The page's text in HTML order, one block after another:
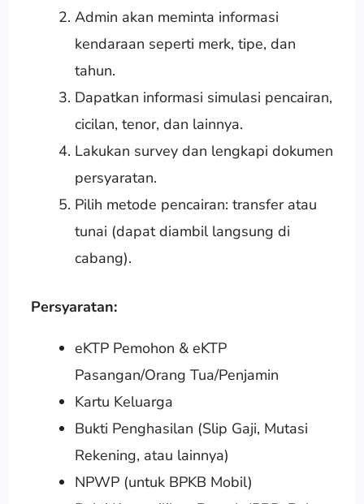
Admin akan meminta informasi
kendaraan seperti merk, tipe, dan
tahun.
Dapatkan informasi simulasi pencairan,
cicilan, tenor, dan lainnya.
Lakukan survey dan lengkapi dokumen
persyaratan.
Pilih metode pencairan: transfer atau
tunai (dapat diambil langsung di
cabang).
Persyaratan:
eKTP Pemohon & eKTP
Pasangan/Orang Tua/Penjamin
Kartu Keluarga
Bukti Penghasilan (Slip Gaji, Mutasi
Rekening, atau lainnya)
NPWP (untuk BPKB Mobil)